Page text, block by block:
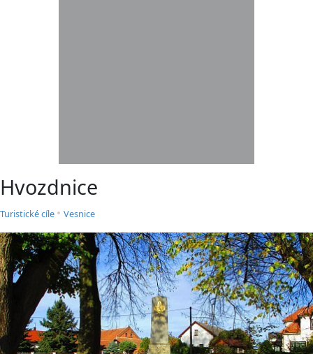
Hvozdnice
Turistické cíle • Vesnice